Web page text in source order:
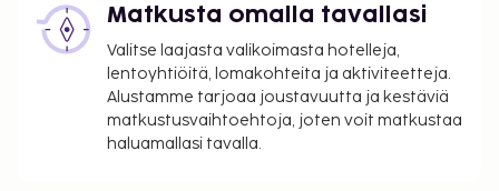
Tässä on mainittu kaikki majoituspaikan meille
ilmoittamat maksut.
Maksu buffetaamiaisesta: noin 19 EUR per
henkilö
Lemmikit: 8 EUR per lemmikki per yö
Matkusta omalla tavallasi
Valitse laajasta valikoimasta hotelleja,
lentoyhtiöitä, lomakohteita ja aktiviteetteja.
Alustamme tarjoaa joustavuutta ja kestäviä
matkustusvaihtoehtoja, joten voit matkustaa
haluamallasi tavalla.